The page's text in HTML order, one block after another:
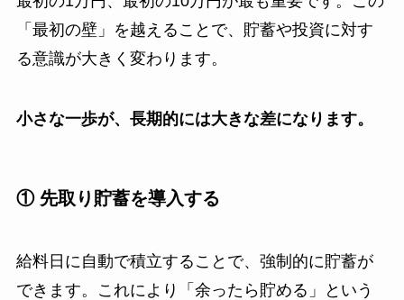
「最初の壁」を越えることで、貯蓄や投資に対す
る意識が大きく変わります。
小さな一歩が、長期的には大きな差になります。
① 先取り貯蓄を導入する
給料日に自動で積立することで、強制的に貯蓄が
できます。これにより「余ったら貯める」という